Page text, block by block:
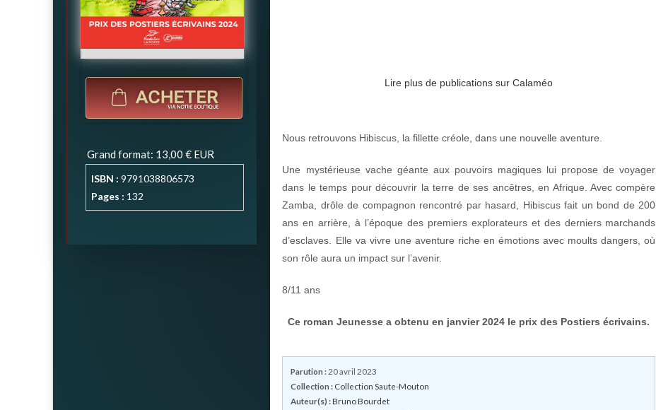
Grand format: 13,00 €EUR
ISBN : 9791038806573
Pages : 132
Lire plus de publications sur Calaméo
Nous retrouvons Hibiscus, la fillette créole, dans une nouvelle aventure.
Une mystérieuse vache géante aux pouvoirs magiques lui propose de voyager
dans le temps pour découvrir la terre de ses ancêtres, en Afrique. Avec compère
Zamba, drôle de compagnon rencontré par hasard, Hibiscus fait un bond de 200
ans en arrière, à l’époque des premiers explorateurs et des derniers marchands
d’esclaves. Elle va vivre une aventure riche en émotions avec moults dangers, où
son rôle aura un impact sur l’avenir.
8/11 ans
Ce roman Jeunesse a obtenu en janvier 2024 le prix des Postiers écrivains.
Parution : 20 avril 2023
Collection : Collection Saute-Mouton
Auteur(s) :Bruno Bourdet